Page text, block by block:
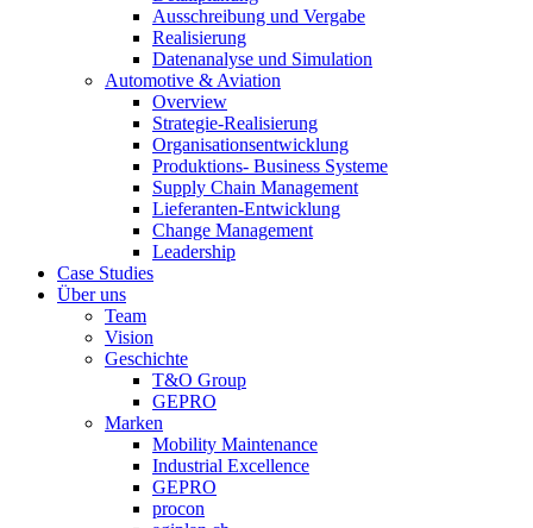
Ausschreibung und Vergabe
Realisierung
Datenanalyse und Simulation
Automotive & Aviation
Overview
Strategie-Realisierung
Organisationsentwicklung
Produktions- Business Systeme
Supply Chain Management
Lieferanten-Entwicklung
Change Management
Leadership
Case Studies
Über uns
Team
Vision
Geschichte
T&O Group
GEPRO
Marken
Mobility Maintenance
Industrial Excellence
GEPRO
procon